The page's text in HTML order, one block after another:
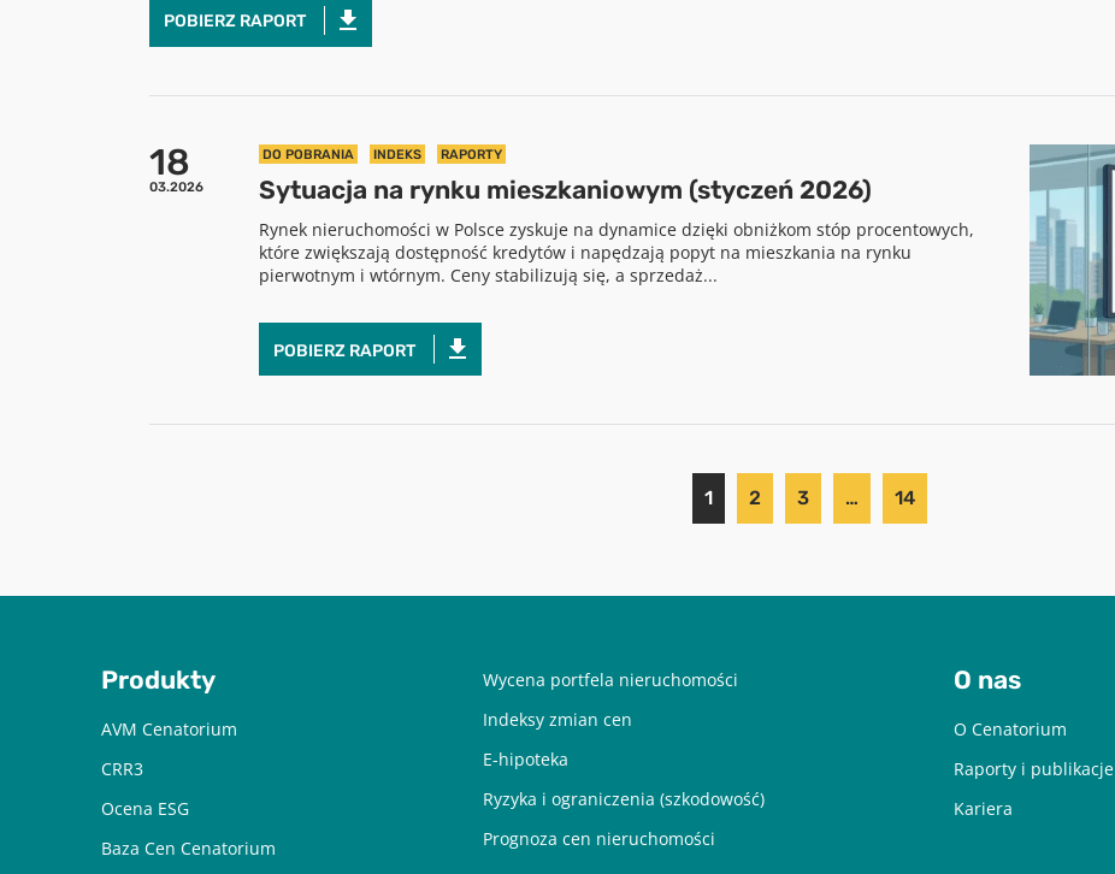
POBIERZ RAPORT
18
03.2026
DO POBRANIA INDEKS RAPORTY
Sytuacja na rynku mieszkaniowym (styczeń 2026)
Rynek nieruchomości w Polsce zyskuje na dynamice dzięki obniżkom stóp procentowych,
które zwiększają dostępność kredytów i napędzają popyt na mieszkania na rynku
pierwotnym i wtórnym. Ceny stabilizują się, a sprzedaż...
POBIERZ RAPORT
1 2 3 … 14
Produkty
AVM Cenatorium
CRR3
Ocena ESG
Baza Cen Cenatorium
Wycena portfela nieruchomości
Indeksy zmian cen
E-hipoteka
Ryzyka i ograniczenia (szkodowość)
Prognoza cen nieruchomości
O nas
O Cenatorium
Raporty i publikacje
Kariera